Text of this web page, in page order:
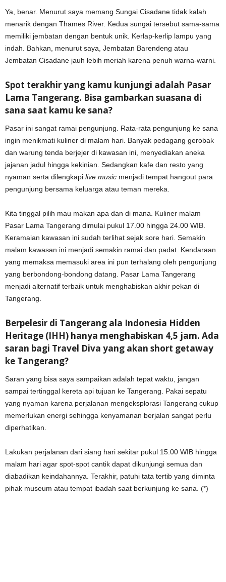
Ya, benar. Menurut saya memang Sungai Cisadane tidak kalah
menarik dengan Thames River. Kedua sungai tersebut sama-sama
memiliki jembatan dengan bentuk unik. Kerlap-kerlip lampu yang
indah. Bahkan, menurut saya, Jembatan Barendeng atau
Jembatan Cisadane jauh lebih meriah karena penuh warna-warni.
Spot terakhir yang kamu kunjungi adalah Pasar
Lama Tangerang. Bisa gambarkan suasana di
sana saat kamu ke sana?
Pasar ini sangat ramai pengunjung. Rata-rata pengunjung ke sana
ingin menikmati kuliner di malam hari. Banyak pedagang gerobak
dan warung tenda berjejer di kawasan ini, menyediakan aneka
jajanan jadul hingga kekinian. Sedangkan kafe dan resto yang
nyaman serta dilengkapi live music menjadi tempat hangout para
pengunjung bersama keluarga atau teman mereka.
Kita tinggal pilih mau makan apa dan di mana. Kuliner malam
Pasar Lama Tangerang dimulai pukul 17.00 hingga 24.00 WIB.
Keramaian kawasan ini sudah terlihat sejak sore hari. Semakin
malam kawasan ini menjadi semakin ramai dan padat. Kendaraan
yang memaksa memasuki area ini pun terhalang oleh pengunjung
yang berbondong-bondong datang. Pasar Lama Tangerang
menjadi alternatif terbaik untuk menghabiskan akhir pekan di
Tangerang.
Berpelesir di Tangerang ala Indonesia Hidden
Heritage (IHH) hanya menghabiskan 4,5 jam. Ada
saran bagi Travel Diva yang akan short getaway
ke Tangerang?
Saran yang bisa saya sampaikan adalah tepat waktu, jangan
sampai tertinggal kereta api tujuan ke Tangerang. Pakai sepatu
yang nyaman karena perjalanan mengeksplorasi Tangerang cukup
memerlukan energi sehingga kenyamanan berjalan sangat perlu
diperhatikan.
Lakukan perjalanan dari siang hari sekitar pukul 15.00 WIB hingga
malam hari agar spot-spot cantik dapat dikunjungi semua dan
diabadikan keindahannya. Terakhir, patuhi tata tertib yang diminta
pihak museum atau tempat ibadah saat berkunjung ke sana. (*)